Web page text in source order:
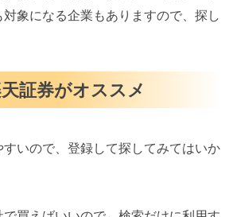
象になる企業もありますので、探し
証券がオススメ
いので、登録して探してみてはいか